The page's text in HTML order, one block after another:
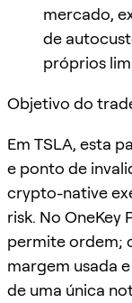
mercado,
de
próprios
Objetivo do
Em TSLA, esta
e ponto de
crypto-native
risk. No OneKey
permite ordem;
margem usada
de uma única